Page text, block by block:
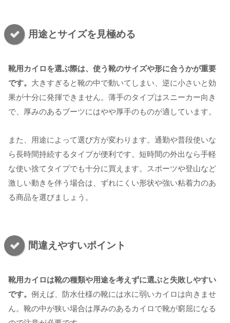
用途とサイズを見極める
靴用カイロを選ぶ際は、使う靴のサイズや形に合うかが重要
です。 大きすぎると靴の中で動いてしまい、逆に小さいと効
果が十分に発揮できません。薄手のタイプはスニーカー向き
で、厚みのあるブーツにはやや厚手のものが適しています。
また、用途によって選び方が変わります。通勤や普段使いな
ら長時間持続するタイプが便利です。短時間の外出なら手軽
な使い捨てタイプでも十分に買えます。スポーツや登山など
激しい動きを伴う場合は、ずれにくい形状や強い粘着力のあ
る商品を選びましょう。
間違えやすいポイント
靴用カイロは靴の種類や用途を考えずに選ぶと失敗しやすい
です。 例えば、防水仕様の靴には水に弱いカイロは向きませ
ん。靴の中が狭い場合は厚みのあるカイロで靴が窮屈になる